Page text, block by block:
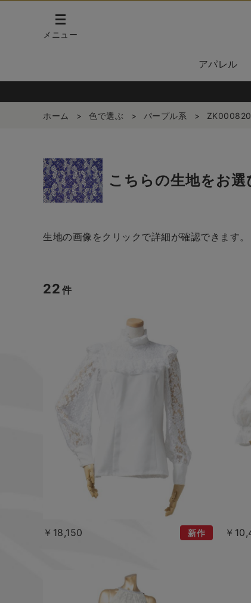
メニュー
アパレル
ホーム > 色で選ぶ > パープル系 > ZK000820
こちらの生地をお
生地の画像をクリックで詳細が確認できます。
22 件
￥18,150 新作 ￥